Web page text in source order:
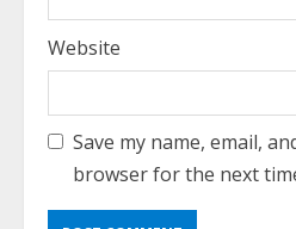
Website
Save my name, email,
browser for the next